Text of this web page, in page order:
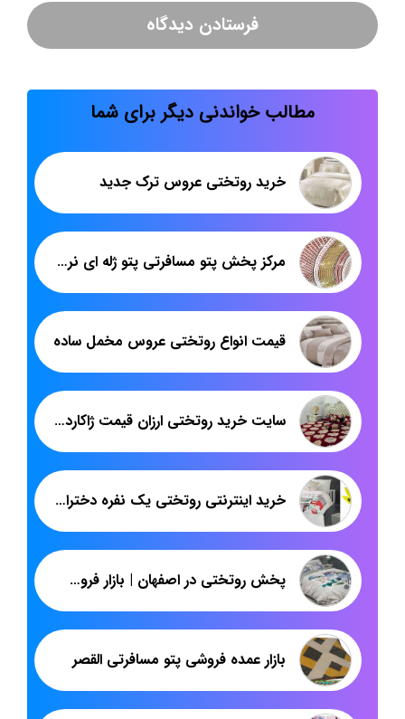
مطالب خواندنی دیگر برای شما
خرید روتختی عروس ترک جدید
مرکز پخش پتو مسافرتی پتو ژله ای نرمینه
قیمت انواع روتختی عروس مخمل ساده
سایت خرید روتختی ارزان قیمت ژاکارد کریستال دونفره
خرید اینترنتی روتختی یک نفره دخترانه طرح سه بعدی
پخش روتختی در اصفهان | بازار فروش روتختی پارچه تنسل یک نفره
بازار عمده فروشی پتو مسافرتی القصر